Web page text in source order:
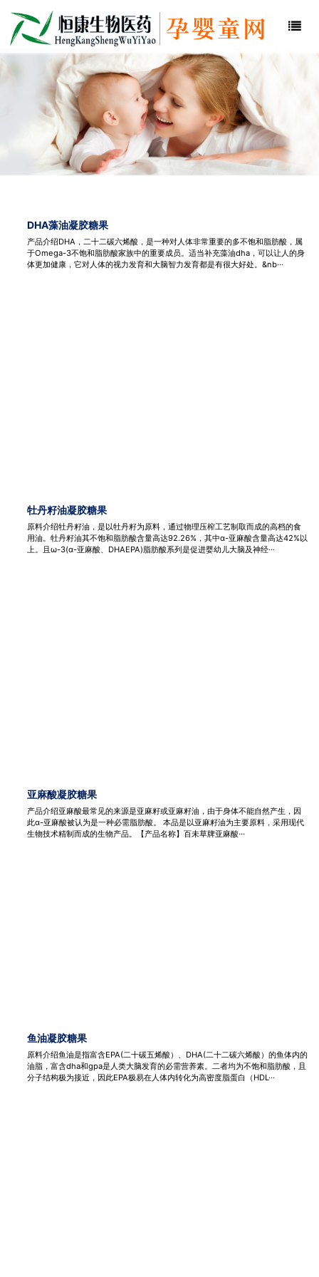
DHA藻油凝胶糖果
产品介绍DHA，二十二碳六烯酸，是一种对人体非常重要的多不饱和脂肪酸，属
于Omega-3不饱和脂肪酸家族中的重要成员。适当补充藻油dha，可以让人的身
体更加健康，它对人体的视力发育和大脑智力发育都是有很大好处。&nb···
牡丹籽油凝胶糖果
原料介绍牡丹籽油，是以牡丹籽为原料，通过物理压榨工艺制取而成的高档的食
用油。牡丹籽油其不饱和脂肪酸含量高达92.26%，其中α-亚麻酸含量高达42%以
上。且ω-3(α-亚麻酸、DHAEPA)脂肪酸系列是促进婴幼儿大脑及神经···
亚麻酸凝胶糖果
产品介绍亚麻酸最常见的来源是亚麻籽或亚麻籽油，由于身体不能自然产生，因
此α-亚麻酸被认为是一种必需脂肪酸。 本品是以亚麻籽油为主要原料，采用现代
生物技术精制而成的生物产品。【产品名称】百未草牌亚麻酸···
鱼油凝胶糖果
原料介绍鱼油是指富含EPA(二十碳五烯酸）、DHA(二十二碳六烯酸）的鱼体内的
油脂，富含dha和gpa是人类大脑发育的必需营养素。二者均为不饱和脂肪酸，且
分子结构极为接近，因此EPA极易在人体内转化为高密度脂蛋白（HDL···